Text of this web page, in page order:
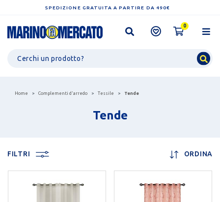
SPEDIZIONE GRATUITA A PARTIRE DA 490€
0
Home Complementi d'arredo Tessile Tende
Tende
FILTRI ORDINA